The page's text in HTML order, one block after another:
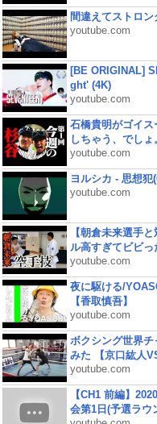
間違えてストロン
youtube.com
[BE ORIGINAL]
ght' (4K)
youtube.com
石橋貴明がゴイ
しちゃう、でし
youtube.com
ヨルシカ - 思想
youtube.com
【朝倉未来選手
ル高すぎてビビっ
youtube.com
夜に駆ける/
【香取慎吾】
youtube.com
ボクシング世界
みた 【京口紘人
youtube.com
【CH1 前編】
会第1日(予選ラウ